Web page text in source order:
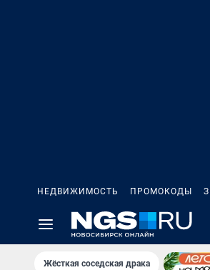
НЕДВИЖИМОСТЬ ПРОМОКОДЫ
Жёсткая соседская драка